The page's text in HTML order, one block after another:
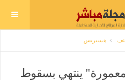
هسبريس
ينتهي بسقوط